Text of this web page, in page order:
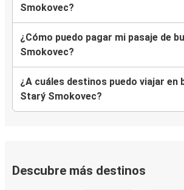
Smokovec?
¿Cómo puedo pagar mi pasaje de
Smokovec?
¿A cuáles destinos puedo viajar en
Starý Smokovec?
Descubre más destinos